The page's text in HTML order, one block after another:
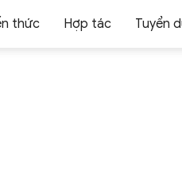
thức Hợp tác Tuyển